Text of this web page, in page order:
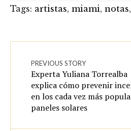
Tags: artistas, miami, notas,
PREVIOUS STORY
Experta Yuliana Torrealba
explica cómo prevenir
en los cada vez más
paneles solares